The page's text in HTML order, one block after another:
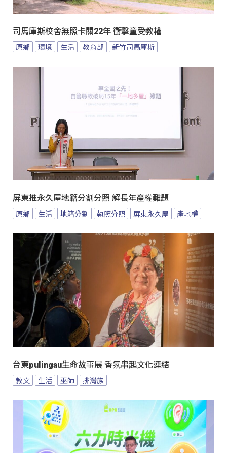
司馬庫斯校舍無照卡關22年 衝擊童受教權
原鄉 環境 生活 教育部 新竹司馬庫斯
屏東推永久屋地籍分割分照 解長年產權難題
原鄉 生活 地籍分割 執照分照 屏東永久屋 產地權
台東pulingau生命故事展 香氛串起文化連結
教文 生活 巫師 排灣族